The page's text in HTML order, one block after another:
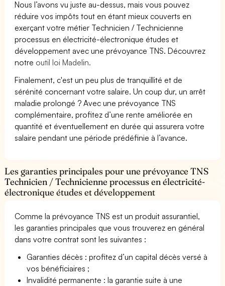
Nous l’avons vu juste au-dessus, mais vous pouvez
réduire vos impôts tout en étant mieux couverts en
exerçant votre métier Technicien / Technicienne
processus en électricité-électronique études et
développement avec une prévoyance TNS. Découvrez
notre outil loi Madelin.
Finalement, c'est un peu plus de tranquillité et de
sérénité concernant votre salaire. Un coup dur, un arrêt
maladie prolongé ? Avec une prévoyance TNS
complémentaire, profitez d’une rente améliorée en
quantité et éventuellement en durée qui assurera votre
salaire pendant une période prédéfinie à l’avance.
Les garanties principales pour une prévoyance TNS
Technicien / Technicienne processus en électricité-
électronique études et développement
Comme la prévoyance TNS est un produit assurantiel,
les garanties principales que vous trouverez en général
dans votre contrat sont les suivantes :
Garanties décès : profitez d’un capital décès versé à
vos bénéficiaires ;
Invalidité permanente : la garantie suite à une